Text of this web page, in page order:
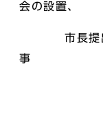
会の設置、
市長提出追
事